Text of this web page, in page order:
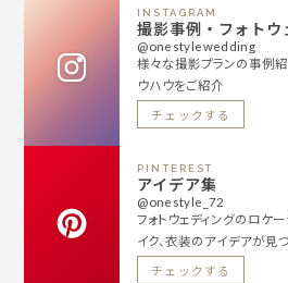
INSTAGRAM
撮影事例・フォト
@onestylewedding
様々な撮影プランの事例紹
ウハウをご紹介
チェックする
PINTEREST
アイデア集
@onestyle_72
フォトウェディングのロケ
イク、衣装のアイデアが見つ
チェックする